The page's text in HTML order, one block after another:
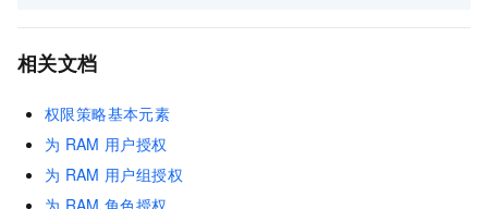
相关文档
权限策略基本元素
为 RAM 用户授权
为 RAM 用户组授权